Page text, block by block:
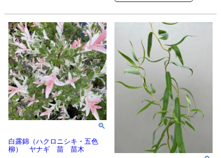
白露錦（ハクロニシキ・五色
柳） ヤナギ 苗 苗木